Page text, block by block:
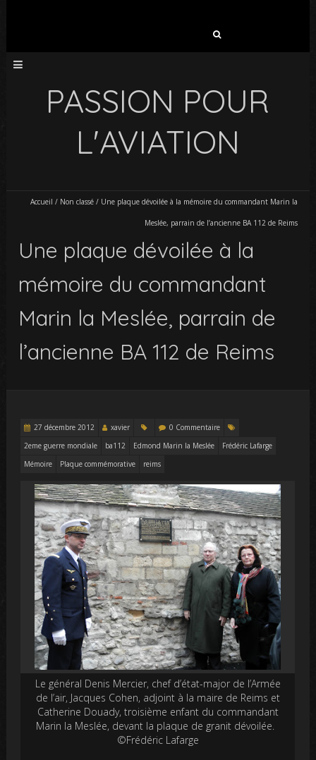
PASSION POUR
L'AVIATION
Accueil / Non classé/ Une plaque dévoilée à la mémoire du commandant Marin la
Meslée, parrain de l’ancienne BA 112 de Reims
Une plaque dévoilée à la
mémoire du commandant
Marin la Meslée, parrain de
l’ancienne BA 112 de Reims
27 décembre 2012 xavier
0 Commentaire
2eme guerre mondiale
ba112 Edmond Marin la Meslée
Frédéric Lafarge
Mémoire
Plaque commémorative reims
Le général Denis Mercier, chef d’état-major de l’Armée
de l’air, Jacques Cohen, adjoint à la maire de Reims et
Catherine Douady, troisième enfant du commandant
Marin la Meslée, devant la plaque de granit dévoilée.
©Frédéric Lafarge